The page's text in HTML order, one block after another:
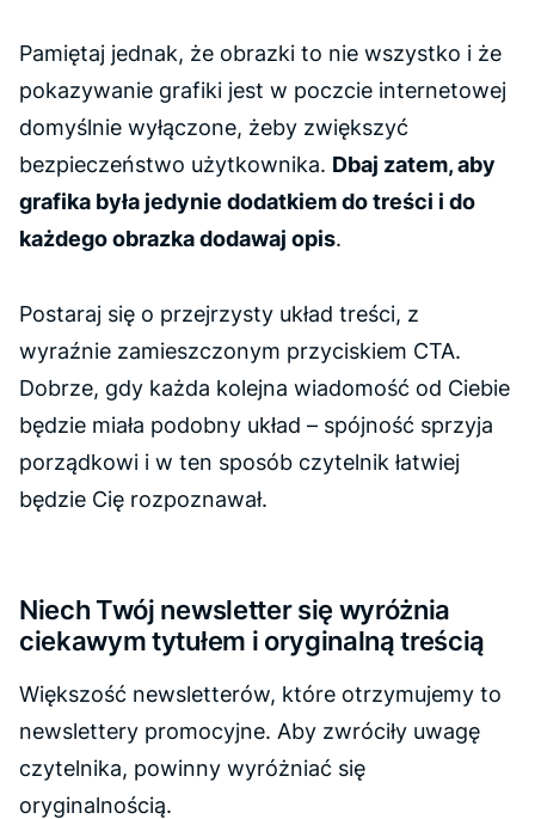
Pamiętaj jednak, że obrazki to nie wszystko i że
pokazywanie grafiki jest w poczcie internetowej
domyślnie wyłączone, żeby zwiększyć
bezpieczeństwo użytkownika. Dbaj zatem, aby
grafika była jedynie dodatkiem do treści i do
każdego obrazka dodawaj opis.
Postaraj się o przejrzysty układ treści, z
wyraźnie zamieszczonym przyciskiem CTA.
Dobrze, gdy każda kolejna wiadomość od Ciebie
będzie miała podobny układ – spójność sprzyja
porządkowi i w ten sposób czytelnik łatwiej
będzie Cię rozpoznawał.
Niech Twój newsletter się wyróżnia
ciekawym tytułem i oryginalną treścią
Większość newsletterów, które otrzymujemy to
newslettery promocyjne. Aby zwróciły uwagę
czytelnika, powinny wyróżniać się
oryginalnością.